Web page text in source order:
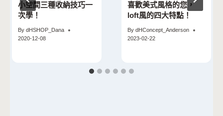
小空間三種收納技巧一
次學！
By dHSHOP_Dana
2020-12-08
喜歡美式風格的您，
loft風的四大特點！
By dHConcept_Anderson
2023-02-22